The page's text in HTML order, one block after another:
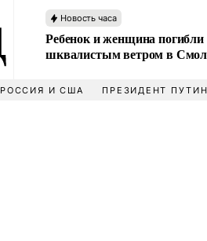
Новость часа
Ребенок и женщина погибли
шквалистым ветром в
РОССИЯ И США ПРЕЗИДЕНТ ПУТИН